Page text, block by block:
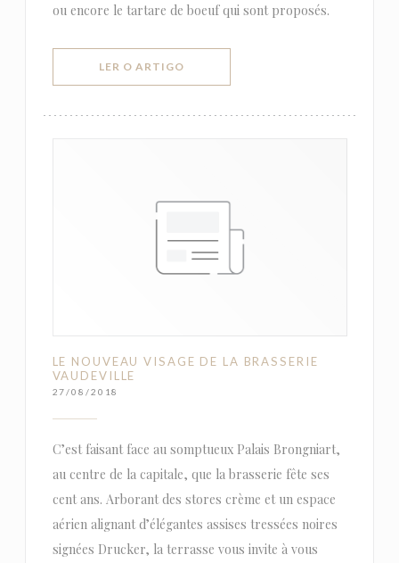
ou encore le tartare de boeuf qui sont proposés.
LER O ARTIGO((ABRE NUMA NOVA JANELA))
LE NOUVEAU VISAGE DE LA BRASSERIE
VAUDEVILLE
27/08/2018
C’est faisant face au somptueux Palais Brongniart,
au centre de la capitale, que la brasserie fête ses
cent ans. Arborant des stores crème et un espace
aérien alignant d’élégantes assises tressées noires
signées Drucker, la terrasse vous invite à vous